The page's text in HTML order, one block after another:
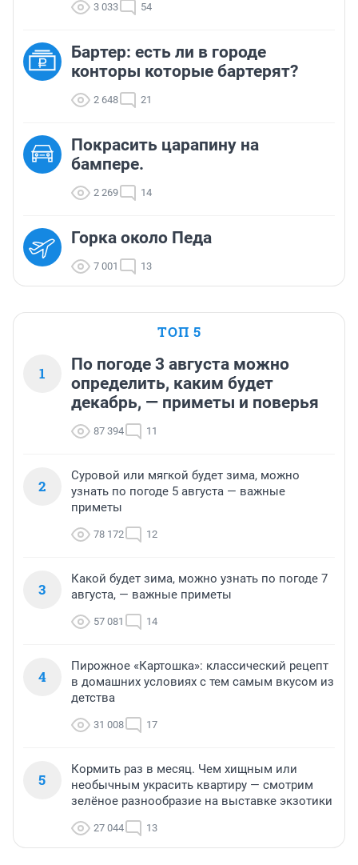
3 033 54
Бартер: есть ли в городе
конторы которые бартерят?
2 648 21
Покрасить царапину на
бампере.
2 269 14
Горка около Педа
7 001 13
ТОП 5
1
По погоде 3 августа можно
определить, каким будет
декабрь, — приметы и поверья
87 394 11
2
Суровой или мягкой будет зима, можно
узнать по погоде 5 августа — важные
приметы
78 172 12
3
Какой будет зима, можно узнать по погоде 7
августа, — важные приметы
57 081 14
4
Пирожное «Картошка»: классический рецепт
в домашних условиях с тем самым вкусом из
детства
31 008 17
5
Кормить раз в месяц. Чем хищным или
необычным украсить квартиру — смотрим
зелёное разнообразие на выставке экзотики
27 044 13